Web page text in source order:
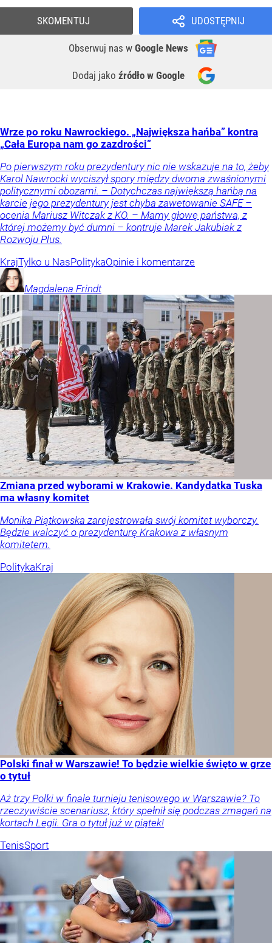
UDOSTĘPNIJ
Obserwuj nas w Google News
Dodaj jako źródło w Google
SKOMENTUJ
Wrze po roku Nawrockiego. „Największa hańba” kontra
„Cała Europa nam go zazdrości”
Po pierwszym roku prezydentury nic nie wskazuje na to, żeby
Karol Nawrocki wyciszył spory między dwoma zwaśnionymi
politycznymi obozami. – Dotychczas największą hańbą na
karcie jego prezydentury jest chyba zawetowanie SAFE –
ocenia Mariusz Witczak z KO. – Mamy głowę państwa, z
której możemy być dumni – kontruje Marek Jakubiak z
Rozwoju Plus.
KrajTylko u NasPolitykaOpinie i komentarze
Magdalena Frindt
Zmiana przed wyborami w Krakowie. Kandydatka Tuska
ma własny komitet
Monika Piątkowska zarejestrowała swój komitet wyborczy.
Będzie walczyć o prezydenturę Krakowa z własnym
komitetem.
PolitykaKraj
Polski finał w Warszawie! To będzie wielkie święto w grze
o tytuł
Aż trzy Polki w finale turnieju tenisowego w Warszawie? To
rzeczywiście scenariusz, który spełnił się podczas zmagań na
kortach Legii. Gra o tytuł już w piątek!
TenisSport